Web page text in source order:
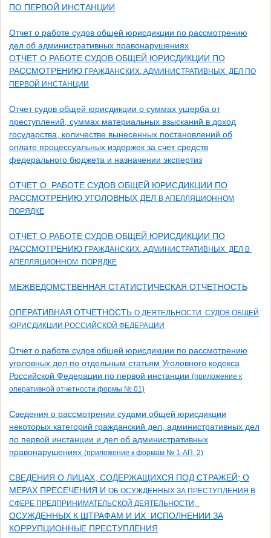
ПО ПЕРВОЙ ИНСТАНЦИИ
Отчет о работе судов общей юрисдикции по рассмотрению
дел об административных правонарушениях
ОТЧЕТ О РАБОТЕ СУДОВ ОБЩЕЙ ЮРИСДИКЦИИ ПО
РАССМОТРЕНИЮ ГРАЖДАНСКИХ, АДМИНИСТРАТИВНЫХ ДЕЛ ПО
ПЕРВОЙ ИНСТАНЦИИ
Отчет судов общей юрисдикции о суммах ущерба от
преступлений, суммах материальных взысканий в доход
государства, количестве вынесенных постановлений об
оплате процессуальных издержек за счет средств
федерального бюджета и назначении экспертиз
ОТЧЕТ О РАБОТЕ СУДОВ ОБЩЕЙ ЮРИСДИКЦИИ ПО
РАССМОТРЕНИЮ УГОЛОВНЫХ ДЕЛ В АПЕЛЛЯЦИОННОМ
ПОРЯДКЕ
ОТЧЕТ О РАБОТЕ СУДОВ ОБЩЕЙ ЮРИСДИКЦИИ ПО
РАССМОТРЕНИЮ ГРАЖДАНСКИХ, АДМИНИСТРАТИВНЫХ ДЕЛ В
АПЕЛЛЯЦИОННОМ ПОРЯДКЕ
МЕЖВЕДОМСТВЕННАЯ СТАТИСТИЧЕСКАЯ ОТЧЕТНОСТЬ
ОПЕРАТИВНАЯ ОТЧЕТНОСТЬ О ДЕЯТЕЛЬНОСТИ СУДОВ ОБЩЕЙ
ЮРИСДИКЦИИ РОССИЙСКОЙ ФЕДЕРАЦИИ
Отчет о работе судов общей юрисдикции по рассмотрению
уголовных дел по отдельным статьям Уголовного кодекса
Российской Федерации по первой инстанции (приложение к
оперативной отчетности формы № 01)
Сведения о рассмотрении судами общей юрисдикции
некоторых категорий гражданский дел, административных дел
по первой инстанции и дел об административных
правонарушениях (приложение к формам № 1-АП, 2)
СВЕДЕНИЯ О ЛИЦАХ, СОДЕРЖАЩИХСЯ ПОД СТРАЖЕЙ; О
МЕРАХ ПРЕСЕЧЕНИЯ И ОБ ОСУЖДЕННЫХ ЗА ПРЕСТУПЛЕНИЯ В
СФЕРЕ ПРЕДПРИНИМАТЕЛЬСКОЙ ДЕЯТЕЛЬНОСТИ;
ОСУЖДЕННЫХ К ШТРАФАМ И ИХ ИСПОЛНЕНИИ ЗА
КОРРУПЦИОННЫЕ ПРЕСТУПЛЕНИЯ